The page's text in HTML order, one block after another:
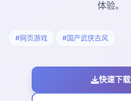
体验。
#网页游戏 #国产武侠古风
快速下载